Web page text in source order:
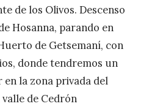
de los Olivos. Descenso
Hosanna, parando en
de Getsemaní, con
donde tendremos un
la zona privada del
de Cedrón